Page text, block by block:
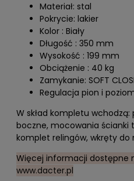
Materiał: stal
Pokrycie: lakier
Kolor : Biały
Długość : 350 mm
Wysokość : 199 mm
Obciążenie : 40 kg
Zamykanie: SOFT
Regulacja pion i
W skład kompletu
boczne, mocowania
komplet relingów, wkręty do
Więcej informacji dostępne
www.dacter.pl